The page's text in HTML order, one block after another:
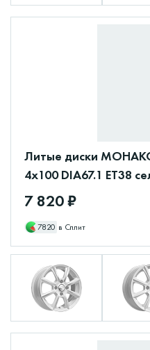
Литые диски
4x100 DIA67.1 ET38
7 820 ₽
7820 в Сплит